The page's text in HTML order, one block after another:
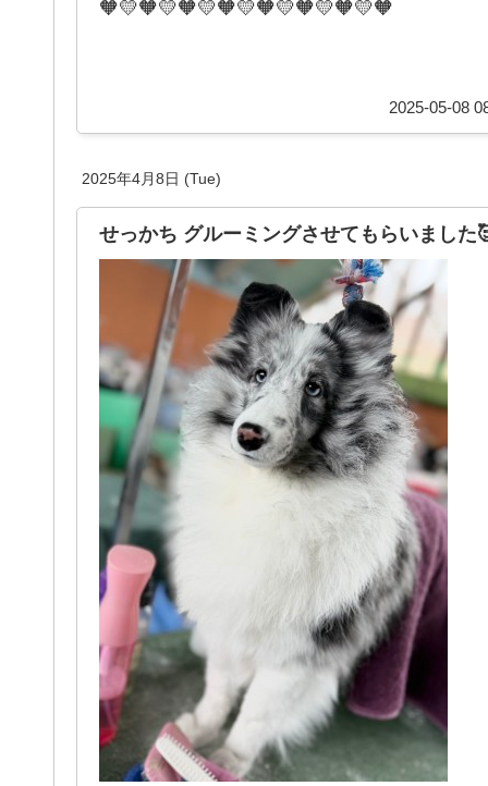
🧡💛🧡💛🧡💛🧡💛🧡💛🧡💛🧡💛🧡
2025-05-08
2025年4月8日 (Tue)
せっかち グルーミングさせてもらいました